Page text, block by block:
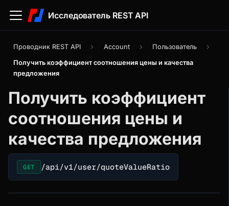
Исследователь REST API
Проводник REST API Account Пользователь
Получить коэффициент соотношения цены и качества
предложения
Получить коэффициент
соотношения цены и
качества предложения
GET /api/v1/user/quoteValueRatio